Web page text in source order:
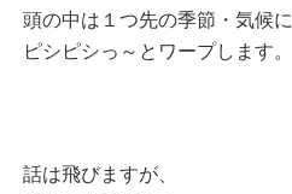
頭の中は１つ先の季節・気候に
ピシピシっ～とワープします。
話は飛びますが、